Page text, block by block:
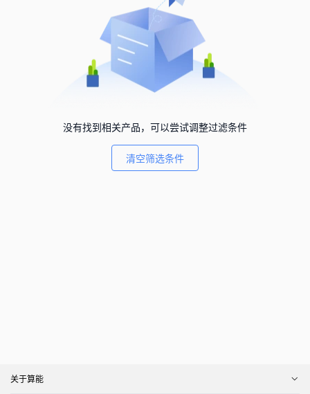
没有找到相关产品，可以尝试调整过滤条件
清空筛选条件
关于算能